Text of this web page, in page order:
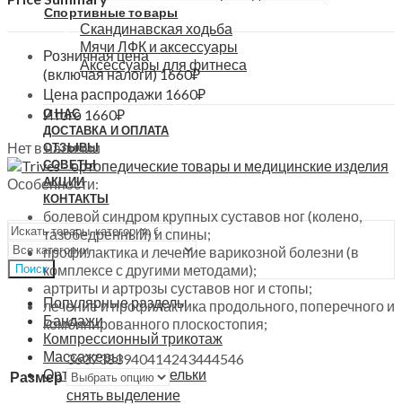
Спортивные товары
Скандинавская ходьба
Мячи ЛФК и аксессуары
Аксессуары для фитнеса
О НАС
ДОСТАВКА И ОПЛАТА
ОТЗЫВЫ
СОВЕТЫ
АКЦИИ
КОНТАКТЫ
Поиск
Популярные разделы
Бандажи
Компрессионный трикотаж
Массажеры
Ортопедические стельки
Розничная цена
(включая налоги)1660₽
Цена распродажи 1660₽
Итого 1660₽
Нет в наличии
Особенности:
болевой синдром крупных суставов ног (колено,
тазобедренный) и спины;
профилактика и лечение варикозной болезни (в
комплексе с другими методами);
артриты и артрозы суставов ног и стопы;
лечение и профилактика продольного, поперечного и
комбинированного плоскостопия;
Размер
3637383940414243444546
снять выделение